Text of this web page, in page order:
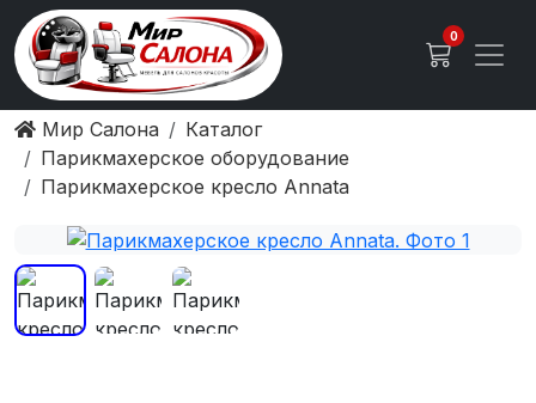
0
Мир Салона
Каталог
Парикмахерское оборудование
Парикмахерское кресло Аnnata